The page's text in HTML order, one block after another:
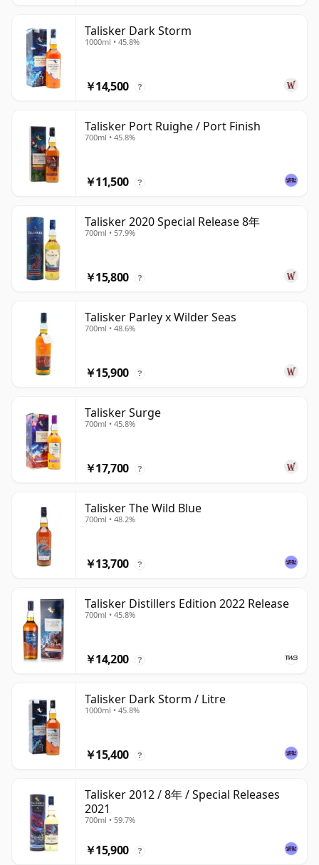
Talisker Dark Storm
1000ml • 45.8%
￥14,500 ?
Talisker Port Ruighe / Port Finish
700ml • 45.8%
￥11,500 ?
Talisker 2020 Special Release 8年
700ml • 57.9%
￥15,800 ?
Talisker Parley x Wilder Seas
700ml • 48.6%
￥15,900 ?
Talisker Surge
700ml • 45.8%
￥17,700 ?
Talisker The Wild Blue
700ml • 48.2%
￥13,700 ?
Talisker Distillers Edition 2022 Release
700ml • 45.8%
￥14,200 ?
Talisker Dark Storm / Litre
1000ml • 45.8%
￥15,400 ?
Talisker 2012 / 8年 / Special Releases
2021
700ml • 59.7%
￥15,900 ?